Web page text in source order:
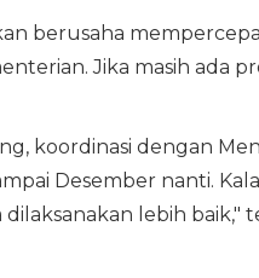
berusaha
Jika masih ada
koordinasi dengan
Desember nanti.
lebih baik,"